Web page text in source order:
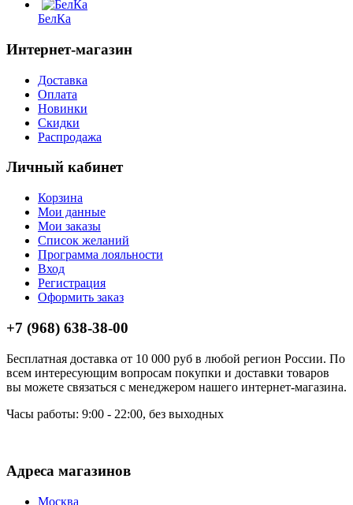
БелКа
Интернет-магазин
Доставка
Оплата
Новинки
Скидки
Распродажа
Личный кабинет
Корзина
Мои данные
Мои заказы
Список желаний
Программа лояльности
Вход
Регистрация
Оформить заказ
+7 (968) 638-38-00
Бесплатная доставка от 10 000 руб в любой регион России. По
всем интересующим вопросам покупки и доставки товаров
вы можете связаться с менеджером нашего интернет-магазина.
Часы работы: 9:00 - 22:00, без выходных
Адреса магазинов
Москва